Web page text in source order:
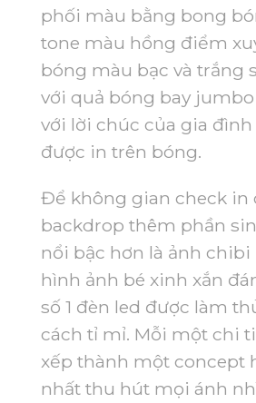
phối màu bằng bong
tone màu hồng điểm
bóng màu bạc và trắng
với quả bóng bay
với lời chúc của gia
được in trên bóng.
Để không gian check in
backdrop thêm phần
nổi bậc hơn là ảnh
hình ảnh bé xinh xắn
số 1 đèn led được làm
cách tỉ mỉ. Mỗi một chi
xếp thành một concept
nhất thu hút mọi ánh